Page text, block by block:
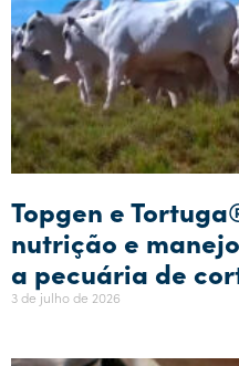
Topgen e
nutrição e
a pecuária de
3 de julho de 2026